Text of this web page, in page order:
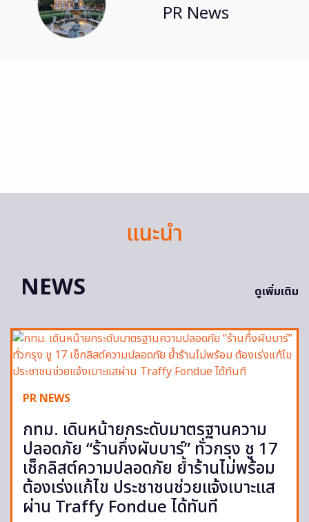
PR News
แนะนำ
NEWS
ดูเพิ่มเติม
PR NEWS
กทม. เดินหน้ายกระดับมาตรฐานความ
ปลอดภัย “ร้านกึ่งผับบาร์” ทั่วกรุง ชู 17
เช็กลิสต์ความปลอดภัย ย้ำร้านไม่พร้อม
ต้องเร่งแก้ไข ประชาชนช่วยแจ้งเบาะแส
ผ่าน Traffy Fondue ได้ทันที